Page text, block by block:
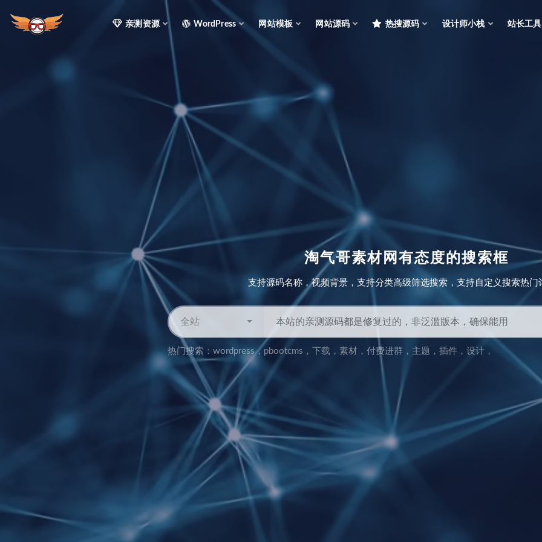
亲测资源 WordPress 网站模板 网站源码 热搜源码 设计师小栈 站长工具
淘气哥素材网有态度的搜索框
支持源码名称，视频背景，支持分类高级筛选搜索，支持自定义搜索热门
全站
热门搜索： wordpress， pbootcms ， 下载 ， 素材 ， 付费进群 ， 主题 ， 插件 ， 设计 ，
全部